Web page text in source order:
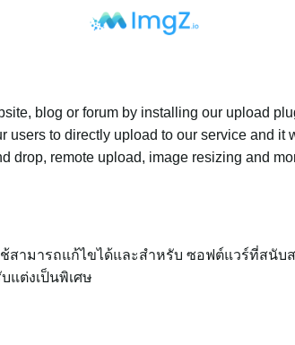
blog or forum by installing our upload
users to directly upload to our service and it
drop, remote upload, image resizing and
สามารถแก้ไขได้และสำหรับ ซอฟต์แวร์ที่สนั
แต่งเป็นพิเศษ